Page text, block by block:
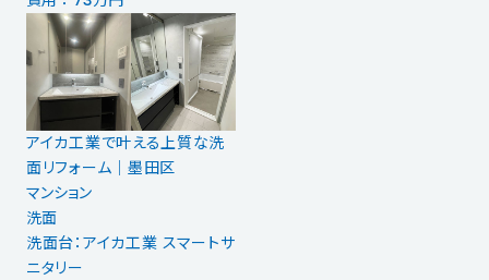
アイカ工業で叶える上質な洗
面リフォーム｜墨田区
マンション
洗面
洗面台：アイカ工業 スマートサ
ニタリー